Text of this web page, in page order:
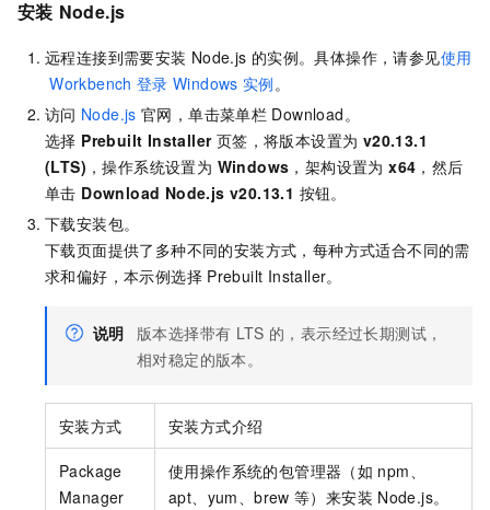
安装 Node.js
远程连接到需要安装 Node.js 的实例。具体操作，请参见使用
Workbench 登录 Windows 实例。
访问 Node.js 官网，单击菜单栏 Download。
选择 Prebuilt Installer页签，将版本设置为 v20.13.1
(LTS) ，操作系统设置为 Windows ，架构设置为x64 ，然后
单击 Download Node.js v20.13.1 按钮。
下载安装包。
下载页面提供了多种不同的安装方式，每种方式适合不同的需
求和偏好，本示例选择 Prebuilt Installer。
说明 版本选择带有 LTS 的，表示经过长期测试，
相对稳定的版本。
安装方式 安装方式介绍
Package
Manager
使用操作系统的包管理器（如 npm、
apt、yum、brew 等）来安装 Node.js。